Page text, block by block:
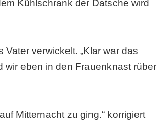
Kühlschrank der Datsche wird
verwickelt. „Klar war das
wir eben in den Frauenknast rüber
Mitternacht zu ging.“ korrigiert